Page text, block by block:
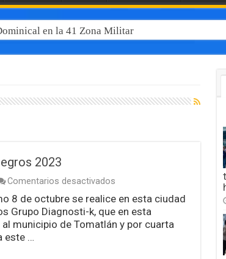
Pablo Lemus, la modernización del
2023
Comentarios desactivadosen
listo
para
la
Carrera
8 de octubre se realice en esta ciudad
Grupo Diagnosti-k, que en esta
municipio de Tomatlán y por cuarta
este …